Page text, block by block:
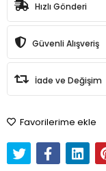
Hızlı Gönderi
Güvenli Alışveriş
İade ve Değişim
Favorilerime ekle